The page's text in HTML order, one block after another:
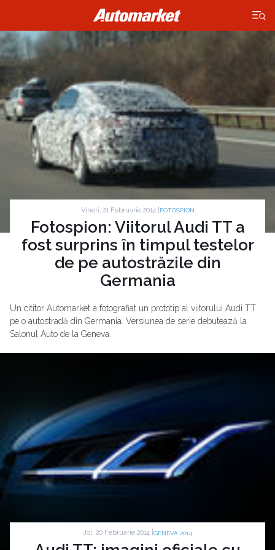
×
Vineri, 21 Februarie 2014 | FOTOSPION
Fotospion: Viitorul Audi TT a
fost surprins în timpul testelor
de pe autostrăzile din
Germania
Un cititor Automarket a fotografiat un prototip al viitorului Audi TT
pe o autostradă din Germania. Versiunea de serie debutează la
Salonul Auto de la Geneva.
Joi, 20 Februarie 2014 | GENEVA 2014